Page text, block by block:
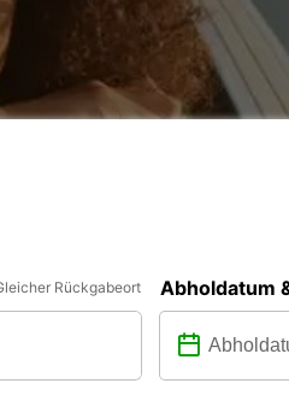
Rückgabeort Abholdatum